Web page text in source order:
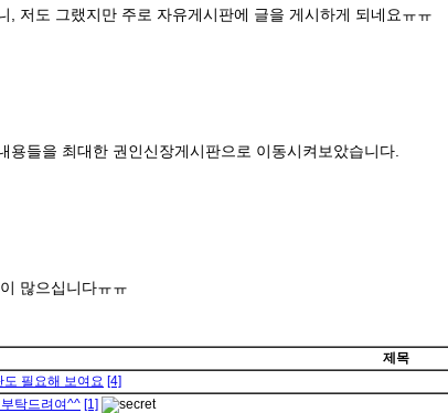
, 저도 그랬지만 주로 자유게시판에 글을 게시하게 되네요ㅠㅠ
용들을 최대한 권인신장게시판으로 이동시켜보았습니다.
많으십니다ㅠㅠ
제목
필요해 보여요 [4]
탁드려여^^ [1]